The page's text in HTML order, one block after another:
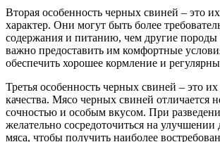
Вторая особенность черных свиней – это
характер. Они могут быть более
содержания и питанию, чем другие
важно предоставить им комфортные
обеспечить хорошее кормление и
Третья особенность черных свиней – это
качества. Мясо черных свиней отличается
сочностью и особым вкусом. При
желательно сосредоточиться на улучшении
мяса, чтобы получить наиболее